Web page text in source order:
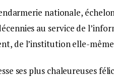
nationale,
au service de
de l’institution elle-
ses plus chaleureuses